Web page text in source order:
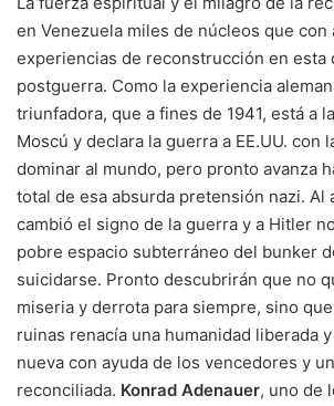
en Venezuela miles de núcleos que con
experiencias de reconstrucción en esta
postguerra. Como la experiencia
triunfadora, que a fines de 1941, está a
Moscú y declara la guerra a EE.UU. con
dominar al mundo, pero pronto avanza
total de esa absurda pretensión nazi. Al
cambió el signo de la guerra y a Hitler
pobre espacio subterráneo del bunker
suicidarse. Pronto descubrirán que no
miseria y derrota para siempre, sino
ruinas renacía una humanidad liberada
nueva con ayuda de los vencedores y
reconciliada. Konrad Adenauer, uno de